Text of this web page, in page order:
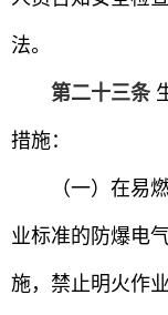
法。
第二十三条
措施：
（一）在易燃
业标准的防爆电
施，禁止明火作